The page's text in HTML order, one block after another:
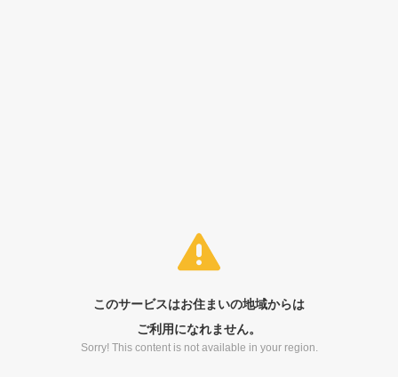
このサービスはお住まいの地域からは
ご利用になれません。
Sorry! This content is not available in your region.